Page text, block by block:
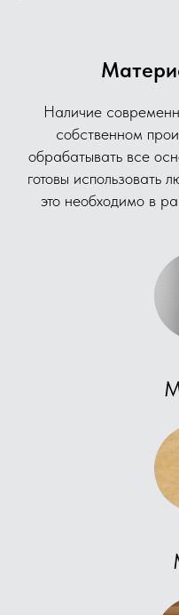
Наличие
собственном
обрабатывать все
готовы использовать
это необходимо в